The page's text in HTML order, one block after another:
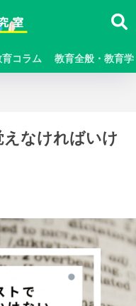
育コラム 教育全般・教育学
なければいけ